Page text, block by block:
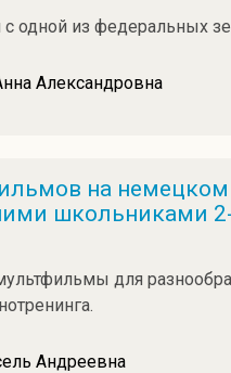
с одной из федеральных
Александровна
на
школьниками
для
Андреевна